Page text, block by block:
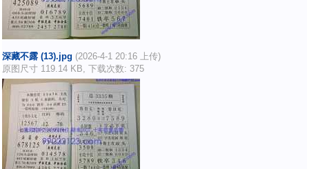
深藏不露 (13).jpg (2026-4-1 20:16 上传)
原图尺寸 119.14 KB, 下载次数: 375